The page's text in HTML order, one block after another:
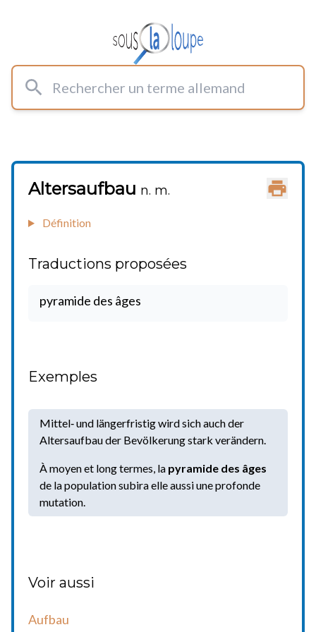
Rechercher un terme allemand
Altersaufbau n. m.
Définition
Traductions proposées
pyramide des âges
Exemples
Mittel‐ und längerfristig wird sich auch der
Altersaufbau der Bevölkerung stark verändern.
À moyen et long termes, la pyramide des âges
de la population subira elle aussi une profonde
mutation.
Voir aussi
Aufbau